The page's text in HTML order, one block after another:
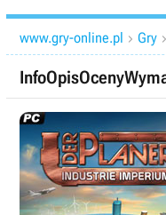
www.gry-online.pl  Gry 
InfoOpisOceny